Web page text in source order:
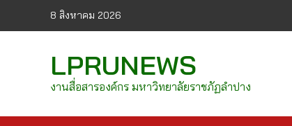
8 สิงหาคม 2026
LPRUNEWS
งานสื่อสารองค์กร มหาวิทยาลัยราชภัฏลำปาง